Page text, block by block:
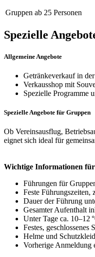
Gruppen ab 25 Personen
Spezielle
Allgemeine Angebote
Getränkeverkauf in
Verkausshop mit
Spezielle Programme
Spezielle Angebote für Gruppen
Ob Vereinsausflug,
eignet sich ideal für
Wichtige Informationen
Führungen für
Feste Führungszeiten,
Dauer der Führung
Gesamter Aufenthalt
Unter Tage ca. 10–12
Festes,
Helme und
Vorherige Anmeldung